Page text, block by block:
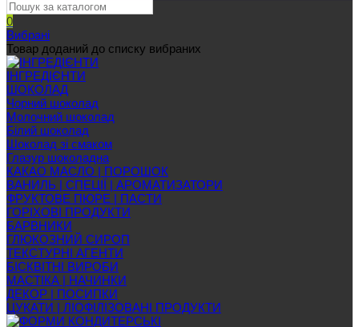
0
Вибрані
Товар доданий до списку вибраних
ІНГРЕДІЄНТИ
ШОКОЛАД
Чорний шоколад
Молочний шоколад
Білий шоколад
Шоколад зі смаком
Глазур шоколадна
КАКАО МАСЛО | ПОРОШОК
ВАНИЛЬ | СПЕЦІЇ | АРОМАТИЗАТОРИ
ФРУКТОВЕ ПЮРЕ | ПАСТИ
ГОРІХОВІ ПРОДУКТИ
БАРВНИКИ
ГЛЮКОЗНИЙ СИРОП
ТЕКСТУРНІ АГЕНТИ
БІСКВІТНІ ВИРОБИ
МАСТІКА | НАЧИНКИ
ДЕКОР | ПОСИПКИ
ЦУКАТИ | ЛІОФІЛІЗОВАНІ ПРОДУКТИ